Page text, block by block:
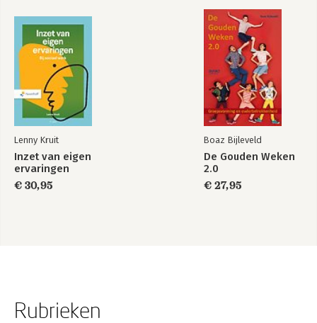
Lenny Kruit
Inzet van eigen
ervaringen
€ 30,95
Boaz Bijleveld
De Gouden Weken
2.0
€ 27,95
Rubrieken